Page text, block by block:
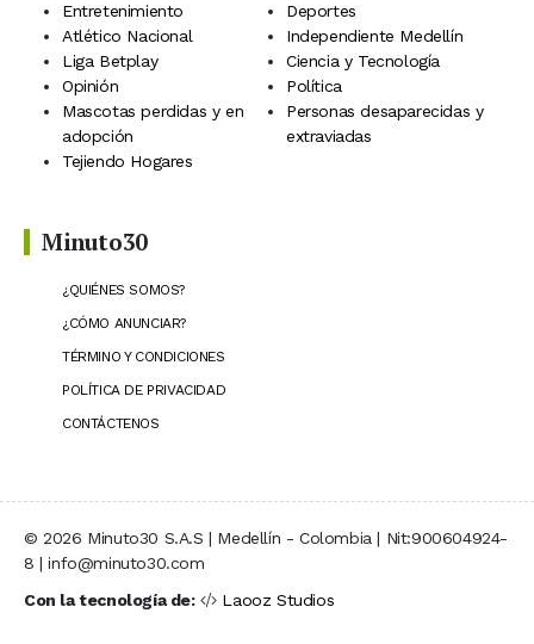
Entretenimiento
Deportes
Atlético Nacional
Independiente Medellín
Liga Betplay
Ciencia y Tecnología
Opinión
Política
Mascotas perdidas y en
adopción
Personas desaparecidas y
extraviadas
Tejiendo Hogares
Minuto30
¿QUIÉNES SOMOS?
¿CÓMO ANUNCIAR?
TÉRMINO Y CONDICIONES
POLÍTICA DE PRIVACIDAD
CONTÁCTENOS
© 2026 Minuto30 S.A.S | Medellín - Colombia | Nit:900604924-
8 | info@minuto30.com
Con la tecnología de:
Laooz Studios